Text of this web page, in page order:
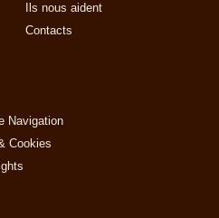
Ils nous aident
Contacts
Navigation
Cookies